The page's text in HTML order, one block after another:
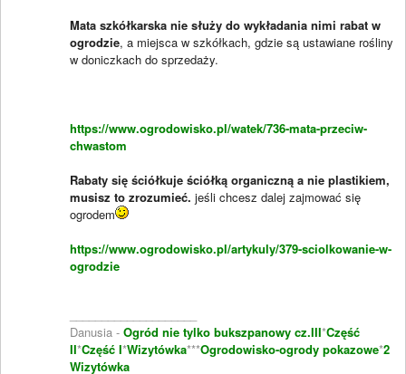
Mata szkółkarska nie służy do wykładania nimi rabat w
ogrodzie, a miejsca w szkółkach, gdzie są ustawiane rośliny
w doniczkach do sprzedaży.
https://www.ogrodowisko.pl/watek/736-mata-przeciw-
chwastom
Rabaty się ściółkuje ściółką organiczną a nie plastikiem,
musisz to zrozumieć. jeśli chcesz dalej zajmować się
ogrodem
https://www.ogrodowisko.pl/artykuly/379-sciolkowanie-w-
ogrodzie
Danusia - Ogród nie tylko bukszpanowy cz.III*Część
II*Część I*Wizytówka***Ogrodowisko-ogrody pokazowe*2
Wizytówka